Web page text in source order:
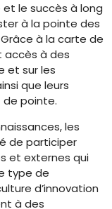
et le succès à long
à la pointe des
à la carte de
accès à des
et sur les
que leurs
pointe.
les
de participer
et externes qui
type de
d’innovation
à des